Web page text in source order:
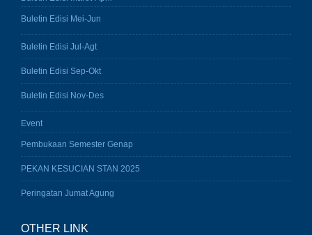
Buletin Edisi Mei-Jun
Buletin Edisi Jul-Agt
Buletin Edisi Sep-Okt
Buletin Edisi Nov-Des
Event
Pembukaan Semester Genap
PEKAN KESUCIAN STAN 2025
Peringatan Jumat Agung
OTHER LINK